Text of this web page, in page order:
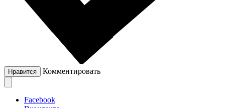
Нравится Комментировать
Facebook